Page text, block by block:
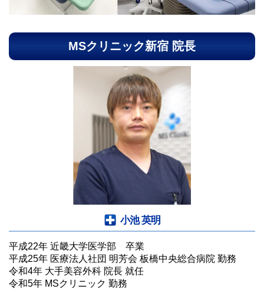
MSクリニック新宿 院長
小池 英明
平成22年 近畿大学医学部 卒業
平成25年 医療法人社団 明芳会 板橋中央総合病院 勤務
令和4年 大手美容外科 院長 就任
令和5年 MSクリニック 勤務